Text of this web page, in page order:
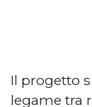
Il progetto
legame tra